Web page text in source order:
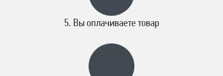
Вы оплачиваете товар